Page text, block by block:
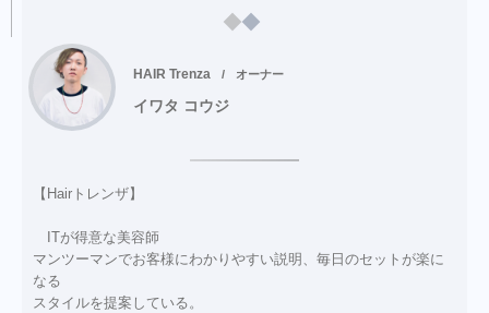
HAIR Trenza オーナー
イワタ コウジ
【Hairトレンザ】
ITが得意な美容師
マンツーマンでお客様にわかりやすい説明、毎日のセットが楽に
なる
スタイルを提案している。